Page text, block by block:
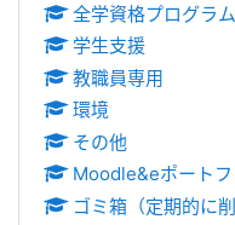
全学資格プログラ
学生支援
教職員専用
環境
その他
Moodle&eポート
ゴミ箱（定期的に